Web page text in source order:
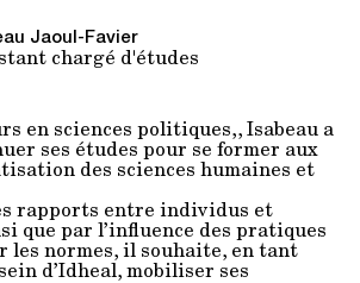
Jaoul-Favier
chargé d'études
en sciences politiques,, Isabeau a
ses études pour se former aux
des sciences humaines et
rapports entre individus et
que par l’influence des pratiques
les normes, il souhaite, en tant
d’Idheal, mobiliser ses